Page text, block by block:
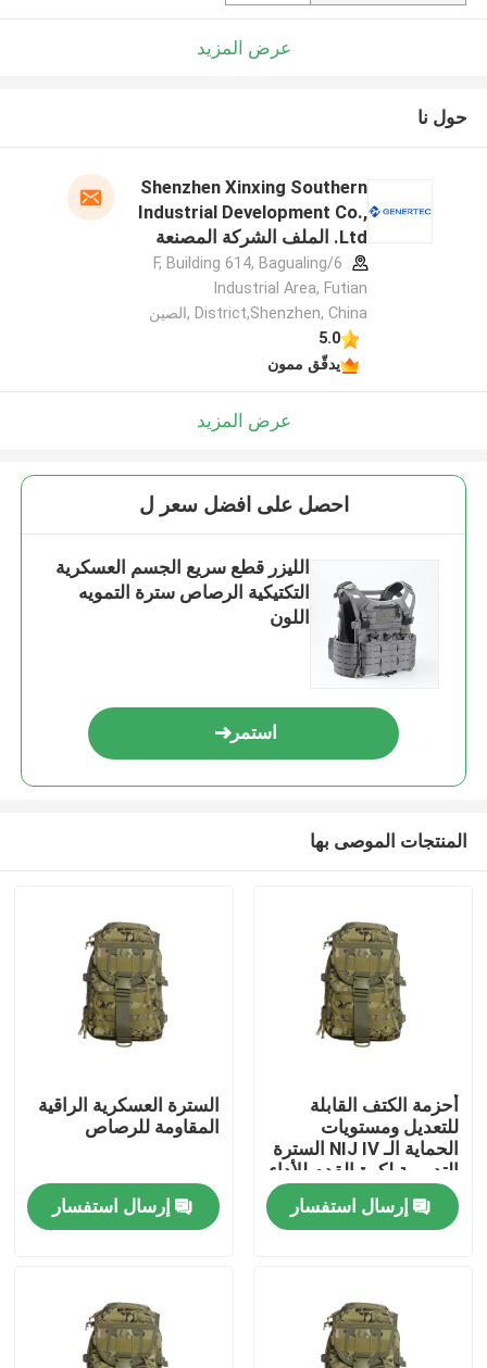
المنزل
عرض المزيد
حول نا
Shenzhen Xinxing Southern
Industrial Development Co.,
Ltd. الملف الشركة المصنعة
6/F, Building 614, Bagualing
Industrial Area, Futian
District,Shenzhen, China ,الصين
5.0
يدقّق ممون
عرض المزيد
احصل على افضل سعر ل
الليزر قطع سريع الجسم العسكرية
التكتيكية الرصاص سترة التمويه
اللون
استمر
المنتجات الموصى بها
أحزمة الكتف القابلة
للتعديل ومستويات
الحماية الـ NIJ IV السترة
التدريبية لكرة القدم للأداء
المثالي
إرسال استفسار
السترة العسكرية الراقية
المقاومة للرصاص
إرسال استفسار